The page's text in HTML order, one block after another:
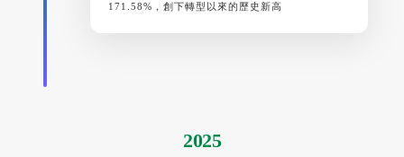
171.58%，創下轉型以來的歷史新高
2025